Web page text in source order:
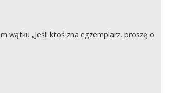
wątku „Jeśli ktoś zna egzemplarz, proszę o